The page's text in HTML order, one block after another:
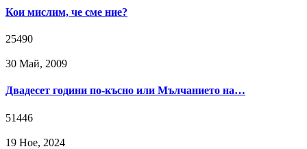
Кои мислим, че сме ние?
25490
30 Май, 2009
Двадесет години по-късно или Мълчанието на…
51446
19 Ное, 2024